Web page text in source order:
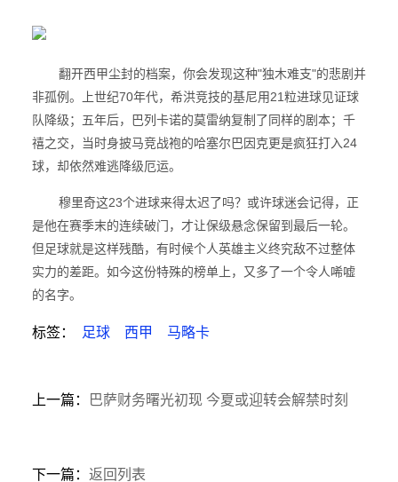
翻开西甲尘封的档案，你会发现这种"独木难支"的悲剧并
非孤例。上世纪70年代，希洪竞技的基尼用21粒进球见证球
队降级；五年后，巴列卡诺的莫雷纳复制了同样的剧本；千
禧之交，当时身披马竞战袍的哈塞尔巴因克更是疯狂打入24
球，却依然难逃降级厄运。
穆里奇这23个进球来得太迟了吗？或许球迷会记得，正
是他在赛季末的连续破门，才让保级悬念保留到最后一轮。
但足球就是这样残酷，有时候个人英雄主义终究敌不过整体
实力的差距。如今这份特殊的榜单上，又多了一个令人唏嘘
的名字。
标签： 足球 西甲 马略卡
上一篇： 巴萨财务曙光初现 今夏或迎转会解禁时刻
下一篇： 返回列表